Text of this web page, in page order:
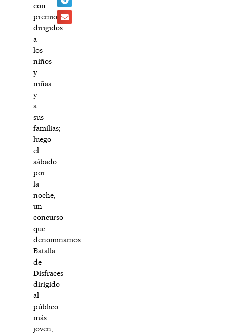
con
premios
dirigidos
a
los
niños
y
niñas
y
a
sus
familias;
luego
el
sábado
por
la
noche,
un
concurso
que
denominamos
Batalla
de
Disfraces
dirigido
al
público
más
joven;